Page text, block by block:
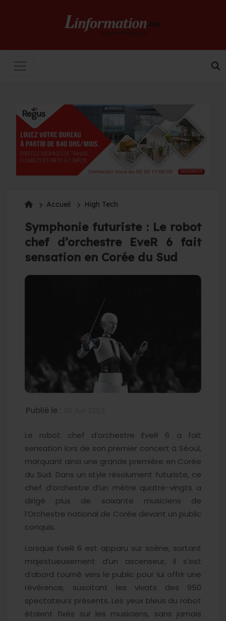
Accueil High Tech
Symphonie futuriste : Le robot
chef d’orchestre EveR 6 fait
sensation en Corée du Sud
Publié le :
Le robot chef d’orchestre EveR 6 a fait
sensation lors de son premier concert à Séoul,
marquant ainsi une grande première en Corée
du Sud. Dans un style résolument futuriste, ce
chef d’orchestre d’un mètre quatre-vingts a
dirigé plus de soixante musiciens de
l’Orchestre national de Corée devant un public
conquis.
Lorsque EveR 6 est apparu sur scène, sortant
majestueusement d’un ascenseur, il s’est
d’abord tourné vers le public pour lui offrir une
révérence, suscitant les vivats des 950
spectateurs présents. Les yeux bleus du robot
étaient fixés sur les musiciens, sans jamais